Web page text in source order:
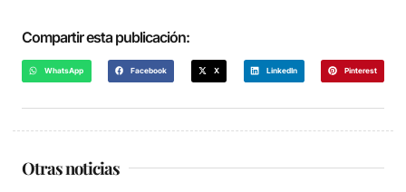
Compartir esta publicación:
WhatsApp Facebook X LinkedIn Pinterest
Otras noticias